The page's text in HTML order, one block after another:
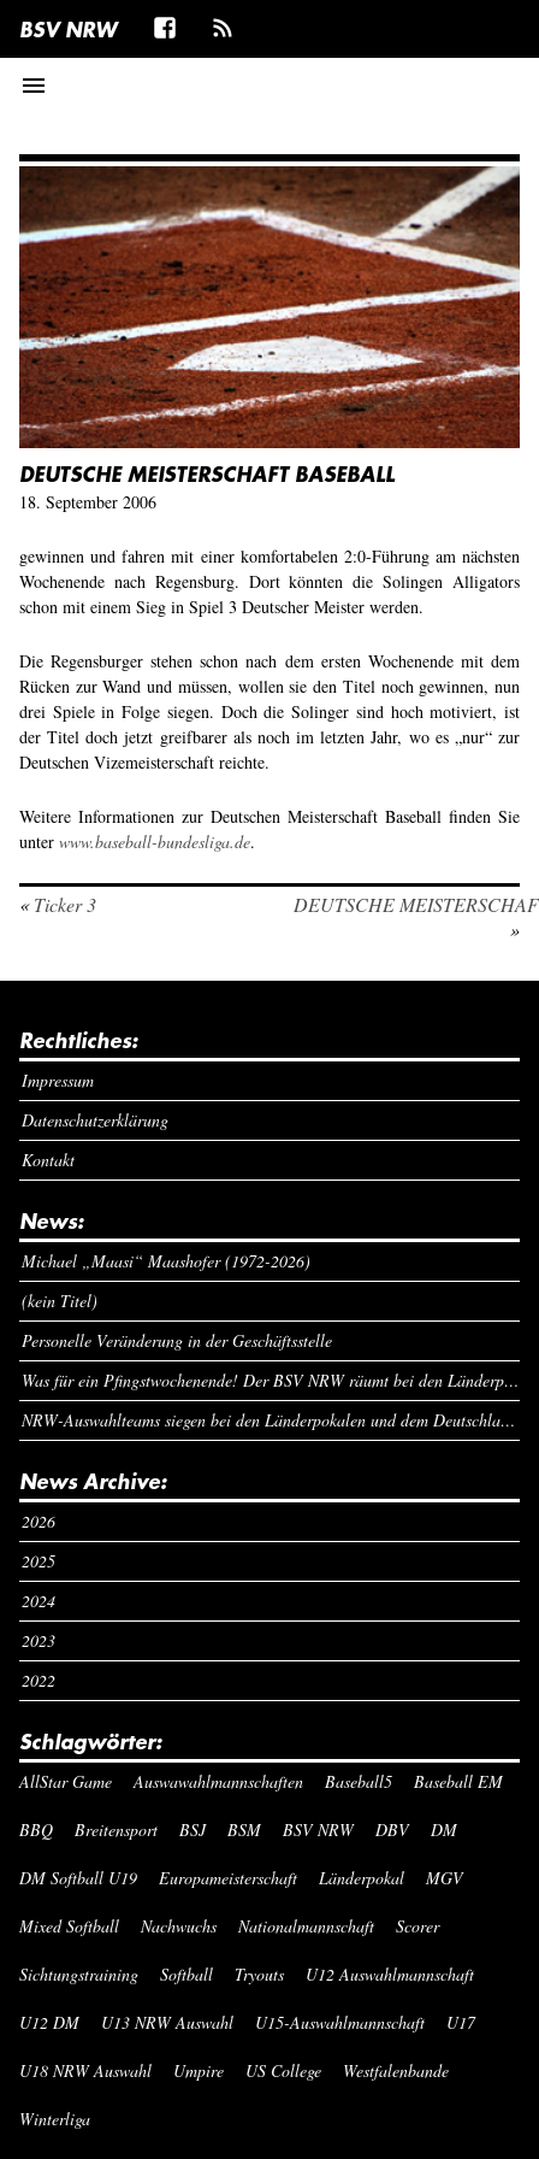
BSV NRW
menu
DEUTSCHE MEISTERSCHAFT BASEBALL
18. September 2006
gewinnen und fahren mit einer komfortabelen 2:0-Führung am nächsten
Wochenende nach Regensburg. Dort könnten die Solingen Alligators
schon mit einem Sieg in Spiel 3 Deutscher Meister werden.
Die Regensburger stehen schon nach dem ersten Wochenende mit dem
Rücken zur Wand und müssen, wollen sie den Titel noch gewinnen, nun
drei Spiele in Folge siegen. Doch die Solinger sind hoch motiviert, ist
der Titel doch jetzt greifbarer als noch im letzten Jahr, wo es „nur“ zur
Deutschen Vizemeisterschaft reichte.
Weitere Informationen zur Deutschen Meisterschaft Baseball finden Sie
unter www.baseball-bundesliga.de.
«Ticker 3
DEUTSCHE
»
Rechtliches:
Impressum
Datenschutzerklärung
Kontakt
News:
Michael „Maasi“ Maashofer (1972-2026)
(kein Titel)
Personelle Veränderung in der Geschäftsstelle
Was für ein Pfingstwochenende! Der BSV NRW räumt bei den Länderpokalen ab
NRW-Auswahlteams siegen bei den Länderpokalen und dem Deutschlandcup an Pfingsten
News Archive:
2026
2025
2024
2023
2022
Schlagwörter:
AllStar Game Auswawahlmannschaften Baseball5 Baseball EM
BBQ Breitensport BSJ BSM BSV NRW DBV DM
DM Softball U19 Europameisterschaft Länderpokal MGV
Mixed Softball Nachwuchs Nationalmannschaft Scorer
Sichtungstraining Softball Tryouts U12 Auswahlmannschaft
U12 DM U13 NRW Auswahl U15-Auswahlmannschaft U17
U18 NRW Auswahl Umpire US College Westfalenbande
Winterliga